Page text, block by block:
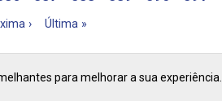
› Última »
para melhorar a sua